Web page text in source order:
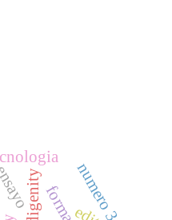
indigenity numero 3